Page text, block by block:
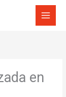
en